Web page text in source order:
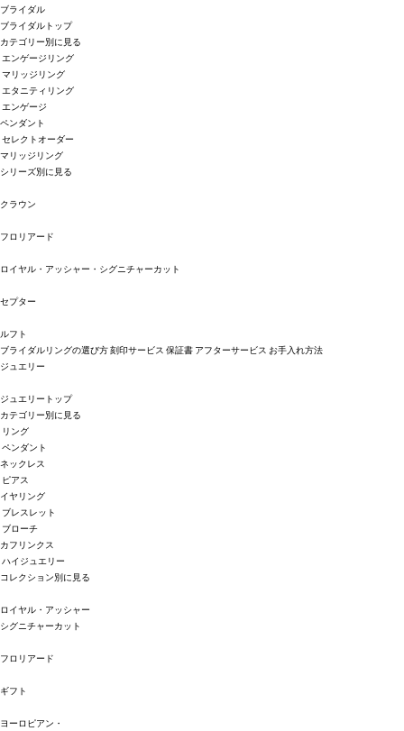
ブライダル
ブライダルトップ
カテゴリー別に見る
エンゲージリング
マリッジリング
エタニティリング
エンゲージ
ペンダント
セレクトオーダー
マリッジリング
シリーズ別に見る
クラウン
フロリアード
ロイヤル・アッシャー・シグニチャーカット
セプター
ルフト
ブライダルリングの選び方刻印サービス 保証書 アフターサービス お手入れ方法
ジュエリー
ジュエリートップ
カテゴリー別に見る
リング
ペンダント
ネックレス
ピアス
イヤリング
ブレスレット
ブローチ
カフリンクス
ハイジュエリー
コレクション別に見る
ロイヤル・アッシャー
シグニチャーカット
フロリアード
ギフト
ヨーロピアン・